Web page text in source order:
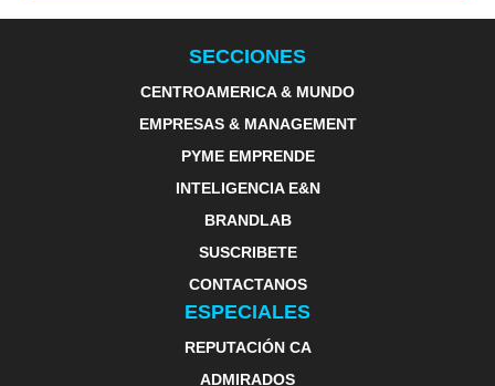
SECCIONES
CENTROAMERICA & MUNDO
EMPRESAS & MANAGEMENT
PYME EMPRENDE
INTELIGENCIA E&N
BRANDLAB
SUSCRIBETE
CONTACTANOS
ESPECIALES
REPUTACIÓN CA
ADMIRADOS